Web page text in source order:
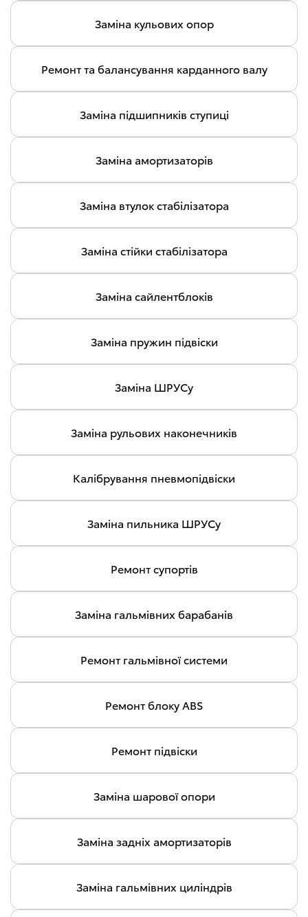
Заміна кульових опор
Ремонт та балансування карданного валу
Заміна підшипників ступиці
Заміна амортизаторів
Заміна втулок стабілізатора
Заміна стійки стабілізатора
Заміна сайлентблоків
Заміна пружин підвіски
Заміна ШРУСу
Заміна рульових наконечників
Калібрування пневмопідвіски
Заміна пильника ШРУСу
Ремонт супортів
Заміна гальмівних барабанів
Ремонт гальмівної системи
Ремонт блоку ABS
Ремонт підвіски
Заміна шарової опори
Заміна задніх амортизаторів
Заміна гальмівних циліндрів